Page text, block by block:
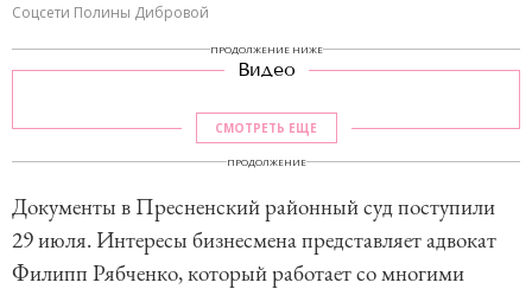
Соцсети Полины Дибровой
ПРОДОЛЖЕНИЕ НИЖЕ
Видео
СМОТРЕТЬ ЕЩЕ
ПРОДОЛЖЕНИЕ
Документы в Пресненский районный суд поступили
29 июля. Интересы бизнесмена представляет адвокат
Филипп Рябченко, который работает со многими